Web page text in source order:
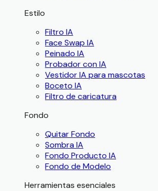
Estilo
Filtro IA
Face Swap IA
Peinado IA
Probador con IA
Vestidor IA para mascotas
Boceto IA
Filtro de caricatura
Fondo
Quitar Fondo
Sombra IA
Fondo Producto IA
Fondo de Modelo
Herramientas esenciales